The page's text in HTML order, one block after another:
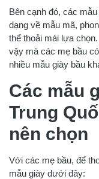
Bên cạnh đó, các
dạng về mẫu mã,
thể thoải mái lựa
vậy mà các mẹ bầu
nhiều mẫu giày bầu
Các mẫu
Trung
nên chọn
Với các mẹ bầu, để
mẫu giày dưới đây: